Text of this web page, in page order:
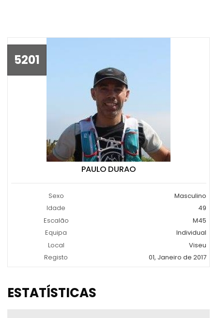
5201
PAULO DURAO
Sexo
Masculino
Idade
49
Escalão
M45
Equipa
Individual
Local
Viseu
Registo
01, Janeiro de 2017
ESTATÍSTICAS